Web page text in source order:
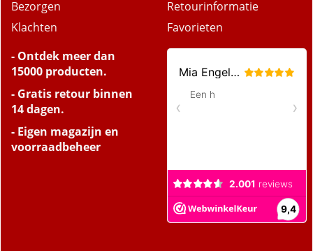
Bezorgen
Klachten
Retourinformatie
Favorieten
- Ontdek meer dan
15000 producten.
- Gratis retour binnen
14 dagen.
- Eigen magazijn en
voorraadbeheer